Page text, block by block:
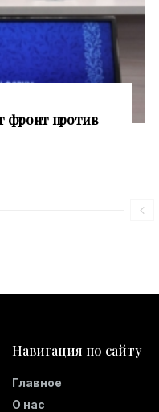
фронт против
Навигация по сайту
Главное
О нас